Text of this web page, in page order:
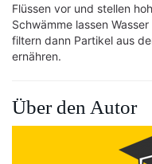
Flüssen vor und stellen
Schwämme lassen
filtern dann Partikel aus
ernähren.
Über den Autor